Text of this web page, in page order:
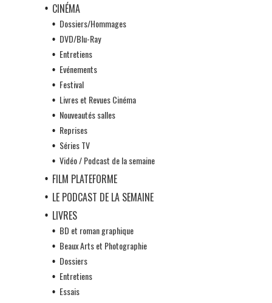
CINÉMA
Dossiers/Hommages
DVD/Blu-Ray
Entretiens
Evénements
Festival
Livres et Revues Cinéma
Nouveautés salles
Reprises
Séries TV
Vidéo / Podcast de la semaine
FILM PLATEFORME
LE PODCAST DE LA SEMAINE
LIVRES
BD et roman graphique
Beaux Arts et Photographie
Dossiers
Entretiens
Essais